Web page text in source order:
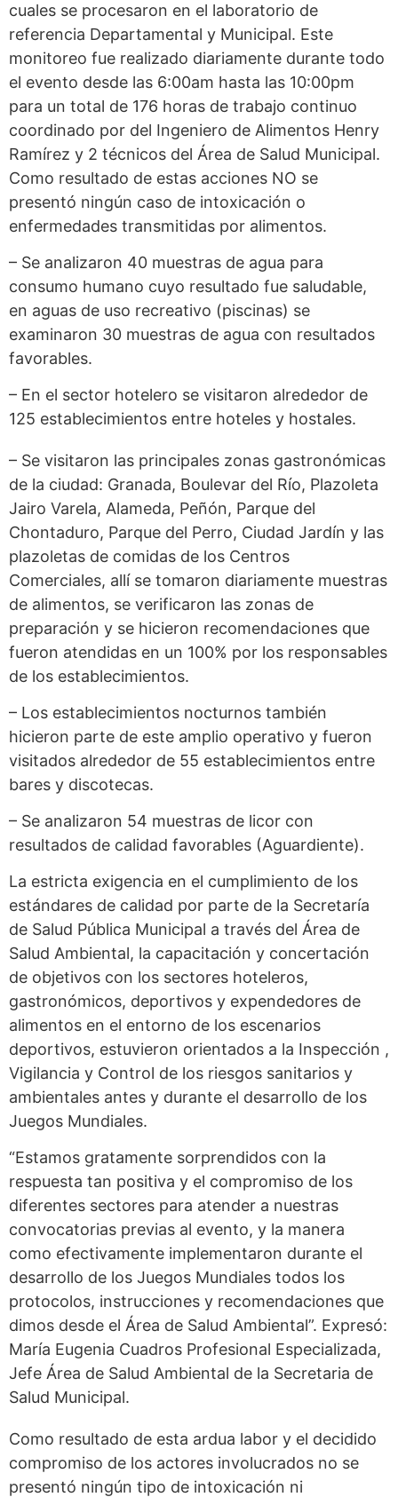
cuales se procesaron en el laboratorio de
referencia Departamental y Municipal. Este
monitoreo fue realizado diariamente durante todo
el evento desde las 6:00am hasta las 10:00pm
para un total de 176 horas de trabajo continuo
coordinado por del Ingeniero de Alimentos Henry
Ramírez y 2 técnicos del Área de Salud Municipal.
Como resultado de estas acciones NO se
presentó ningún caso de intoxicación o
enfermedades transmitidas por alimentos.
– Se analizaron 40 muestras de agua para
consumo humano cuyo resultado fue saludable,
en aguas de uso recreativo (piscinas) se
examinaron 30 muestras de agua con resultados
favorables.
– En el sector hotelero se visitaron alrededor de
125 establecimientos entre hoteles y hostales.
– Se visitaron las principales zonas gastronómicas
de la ciudad: Granada, Boulevar del Río, Plazoleta
Jairo Varela, Alameda, Peñón, Parque del
Chontaduro, Parque del Perro, Ciudad Jardín y las
plazoletas de comidas de los Centros
Comerciales, allí se tomaron diariamente muestras
de alimentos, se verificaron las zonas de
preparación y se hicieron recomendaciones que
fueron atendidas en un 100% por los responsables
de los establecimientos.
– Los establecimientos nocturnos también
hicieron parte de este amplio operativo y fueron
visitados alrededor de 55 establecimientos entre
bares y discotecas.
– Se analizaron 54 muestras de licor con
resultados de calidad favorables (Aguardiente).
La estricta exigencia en el cumplimiento de los
estándares de calidad por parte de la Secretaría
de Salud Pública Municipal a través del Área de
Salud Ambiental, la capacitación y concertación
de objetivos con los sectores hoteleros,
gastronómicos, deportivos y expendedores de
alimentos en el entorno de los escenarios
deportivos, estuvieron orientados a la Inspección ,
Vigilancia y Control de los riesgos sanitarios y
ambientales antes y durante el desarrollo de los
Juegos Mundiales.
“Estamos gratamente sorprendidos con la
respuesta tan positiva y el compromiso de los
diferentes sectores para atender a nuestras
convocatorias previas al evento, y la manera
como efectivamente implementaron durante el
desarrollo de los Juegos Mundiales todos los
protocolos, instrucciones y recomendaciones que
dimos desde el Área de Salud Ambiental”. Expresó:
María Eugenia Cuadros Profesional Especializada,
Jefe Área de Salud Ambiental de la Secretaria de
Salud Municipal.
Como resultado de esta ardua labor y el decidido
compromiso de los actores involucrados no se
presentó ningún tipo de intoxicación ni